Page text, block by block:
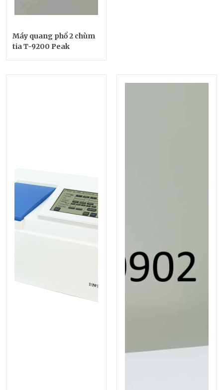
Máy quang phổ 2 chùm
tia T-9200 Peak